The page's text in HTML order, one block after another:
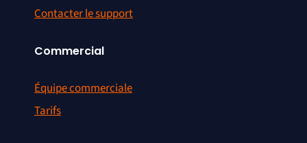
Contacter le support
Commercial
Équipe commerciale
Tarifs